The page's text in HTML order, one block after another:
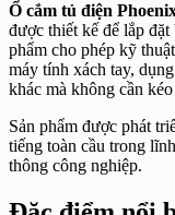
Ổ cắm tủ điện
được thiết kế để lắp
phẩm cho phép kỹ
máy tính xách tay,
khác mà không cần
Sản phẩm được phát
tiếng toàn cầu trong
thông công nghiệp.